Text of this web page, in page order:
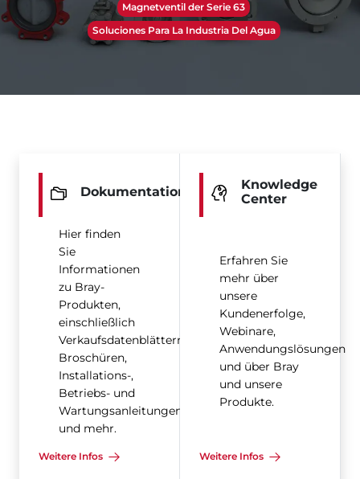
Magnetventil der Serie 63
Soluciones Para La Industria Del Agua
Dokumentation
Hier finden
Sie
Informationen
zu Bray-
Produkten,
einschließlich
Verkaufsdatenblättern,
Broschüren,
Installations-,
Betriebs- und
Wartungsanleitungen
und mehr.
Weitere Infos
Knowledge
Center
Erfahren Sie
mehr über
unsere
Kundenerfolge,
Webinare,
Anwendungslösungen
und über Bray
und unsere
Produkte.
Weitere Infos